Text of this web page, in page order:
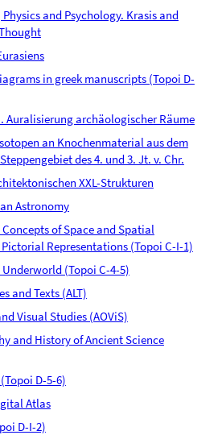
and Psychology. Krasis and
in greek manuscripts (Topoi D-
Auralisierung archäologischer Räume
an Knochenmaterial aus dem
des 4. und 3. Jt. v. Chr.
XXL-Strukturen
Astronomy
of Space and Spatial
Representations (Topoi C-I-1)
(Topoi C-4-5)
and Texts (ALT)
Visual Studies (AOViS)
and History of Ancient Science
D-5-6)
Atlas
D-I-2)